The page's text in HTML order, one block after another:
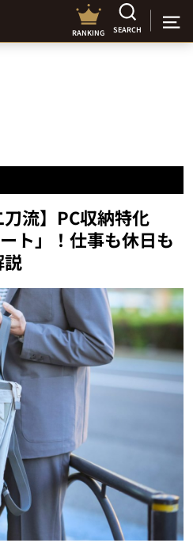
RANKING SEARCH
刀流】PC収納特化
ト」！仕事も休日も